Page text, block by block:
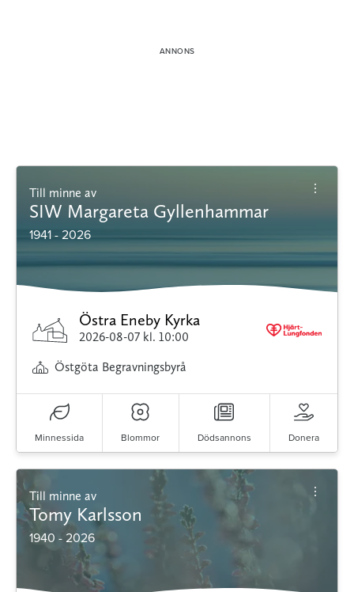
Till minne av
SIW Margareta Gyllenhammar
1941 - 2026
Östra Eneby Kyrka
2026-08-07 kl. 10:00
Östgöta Begravningsbyrå
Minnessida Blommor Dödsannons Donera
Till minne av
Tomy Karlsson
1940 - 2026